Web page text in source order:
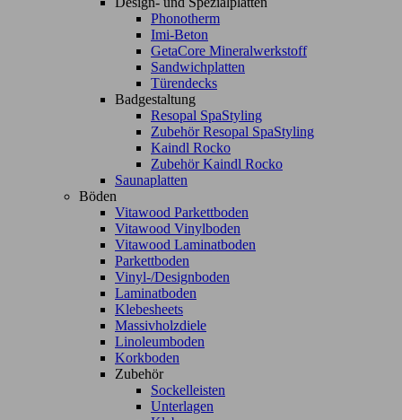
Phonotherm
Imi-Beton
GetaCore Mineralwerkstoff
Sandwichplatten
Türendecks
Badgestaltung
Resopal SpaStyling
Zubehör Resopal SpaStyling
Kaindl Rocko
Zubehör Kaindl Rocko
Saunaplatten
Böden
Vitawood Parkettboden
Vitawood Vinylboden
Vitawood Laminatboden
Parkettboden
Vinyl-/Designboden
Laminatboden
Klebesheets
Massivholzdiele
Linoleumboden
Korkboden
Zubehör
Sockelleisten
Unterlagen